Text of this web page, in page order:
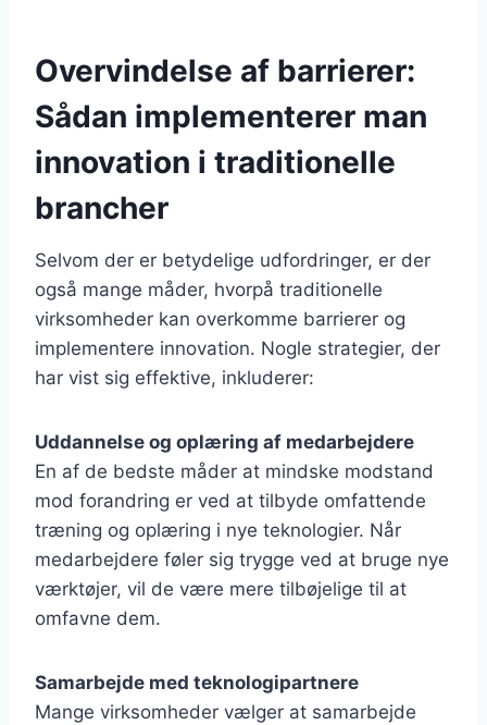
Overvindelse af barrierer:
Sådan implementerer man
innovation i traditionelle
brancher
Selvom der er betydelige udfordringer, er der
også mange måder, hvorpå traditionelle
virksomheder kan overkomme barrierer og
implementere innovation. Nogle strategier, der
har vist sig effektive, inkluderer:
Uddannelse og oplæring af medarbejdere
En af de bedste måder at mindske modstand
mod forandring er ved at tilbyde omfattende
træning og oplæring i nye teknologier. Når
medarbejdere føler sig trygge ved at bruge nye
værktøjer, vil de være mere tilbøjelige til at
omfavne dem.
Samarbejde med teknologipartnere
Mange virksomheder vælger at samarbejde